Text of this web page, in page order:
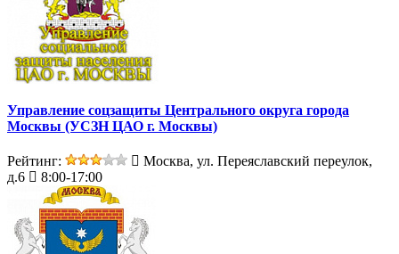
Управление соцзащиты Центрального округа города
Москвы (УСЗН ЦАО г. Москвы)
Рейтинг:
Москва, ул. Переяславский переулок,
д.6
8:00-17:00